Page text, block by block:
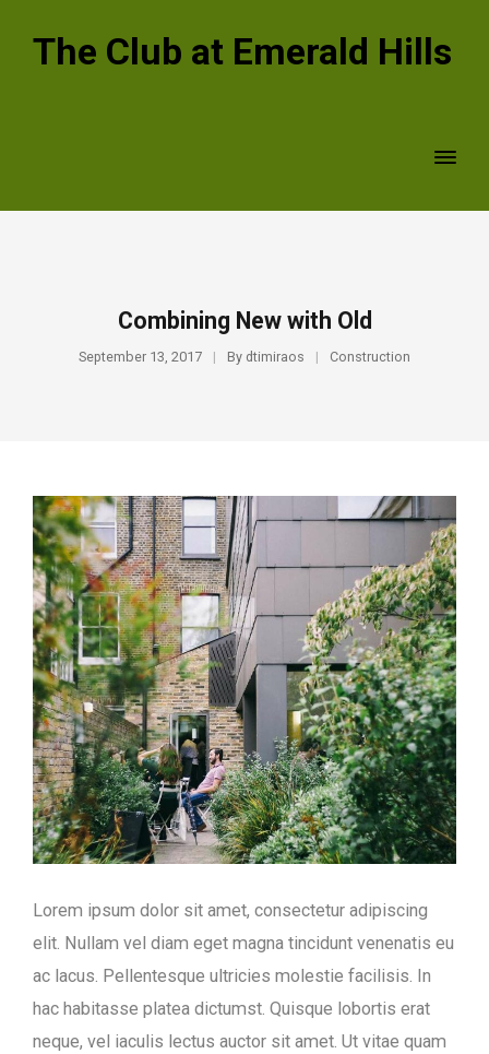
The Club at Emerald Hills
Combining New with Old
September 13, 2017 By dtimiraos Construction
Lorem ipsum dolor sit amet, consectetur adipiscing
elit. Nullam vel diam eget magna tincidunt venenatis eu
ac lacus. Pellentesque ultricies molestie facilisis. In
hac habitasse platea dictumst. Quisque lobortis erat
neque, vel iaculis lectus auctor sit amet. Ut vitae quam